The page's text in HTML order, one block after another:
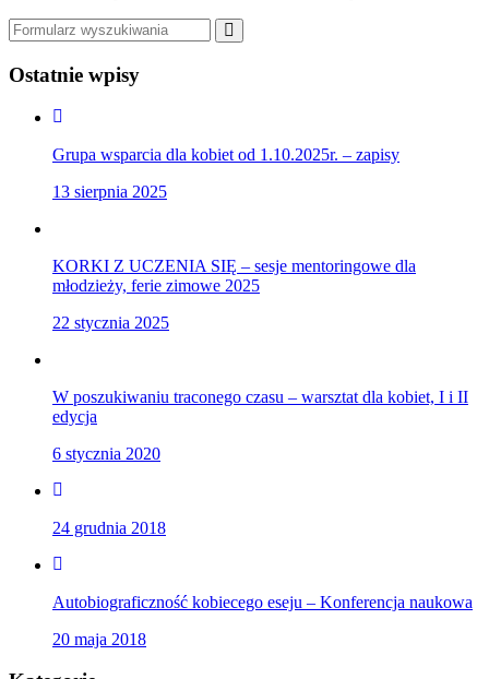
Ostatnie wpisy
Grupa wsparcia dla kobiet od 1.10.2025r. – zapisy
13 sierpnia 2025
KORKI Z UCZENIA SIĘ – sesje mentoringowe dla
młodzieży, ferie zimowe 2025
22 stycznia 2025
W poszukiwaniu traconego czasu – warsztat dla kobiet, I i II
edycja
6 stycznia 2020
24 grudnia 2018
Autobiograficzność kobiecego eseju – Konferencja naukowa
20 maja 2018